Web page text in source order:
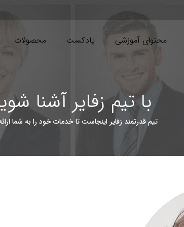
محتوای آموزشی پادکست محصولات
با تیم زفایر آشنا
تیم قدرتمند زفایر اینجاست تا خدمات خود را به شما